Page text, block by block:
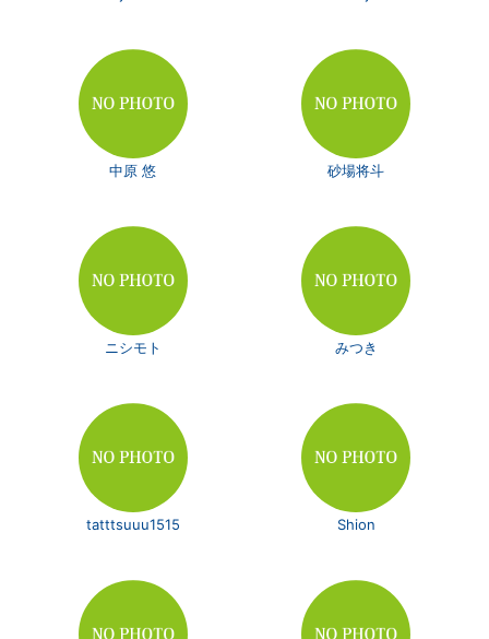
中原 悠 砂場将斗
ニシモト みつき
tatttsuuu1515 Shion